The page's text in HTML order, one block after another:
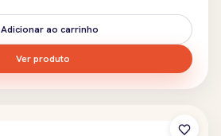
Adicionar ao carrinho
Ver produto